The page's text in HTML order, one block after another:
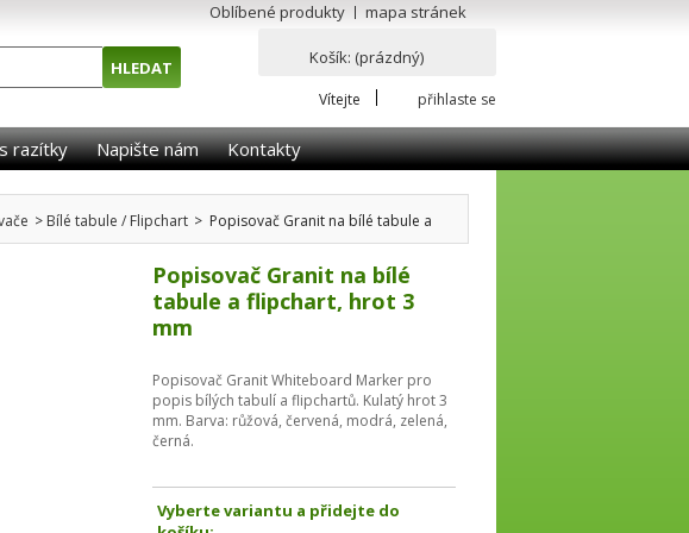
Oblíbené produkty mapa stránek
Košík: (prázdný)
Vítejte přihlaste se
razítky Napište nám Kontakty
> Bílé tabule / Flipchart > Popisovač Granit na bílé tabule a
Popisovač Granit na bílé
tabule a flipchart, hrot 3
mm
Popisovač Granit Whiteboard Marker pro
popis bílých tabulí a flipchartů. Kulatý hrot 3
mm. Barva: růžová, červená, modrá, zelená,
černá.
Vyberte variantu a přidejte do